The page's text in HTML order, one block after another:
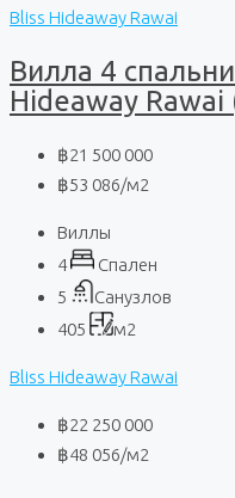
Bliss Hideaway Rawai
Вилла 4
Hideaway Rawai
฿21 500 000
฿53 086/м2
Виллы
4
Спален
5
Санузлов
405
м2
Bliss Hideaway Rawai
฿22 250 000
฿48 056/м2